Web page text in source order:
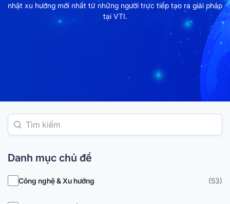
nhật xu hướng mới nhất từ những người trực tiếp tạo ra giải pháp
tại VTI.
Danh mục chủ đề
Công nghệ & Xu hướng (53)